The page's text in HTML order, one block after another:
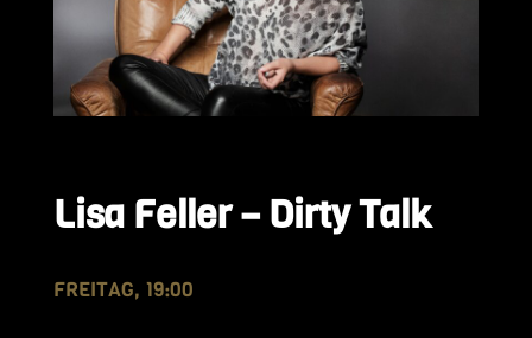
Lisa Feller – Dirty Talk
FREITAG, 19:00